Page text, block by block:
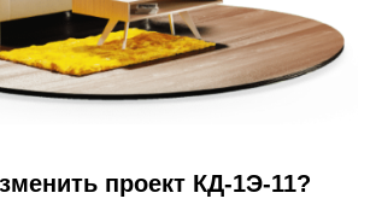
проект КД-1Э-11?